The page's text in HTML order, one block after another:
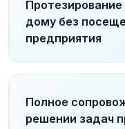
дому без
предприятия
Полное
решении задач